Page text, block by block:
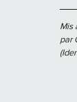
Mis
par